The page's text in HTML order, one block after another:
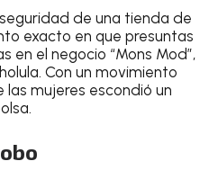
de una tienda de
exacto en que presuntas
en el negocio “Mons Mod”,
Con un movimiento
mujeres escondió un